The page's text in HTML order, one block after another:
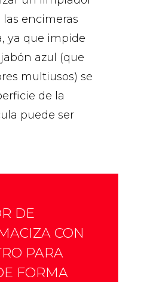
encimeras
ya que impide
azul (que
multiusos) se
de la
puede ser
DE
CON
PARA
FORMA